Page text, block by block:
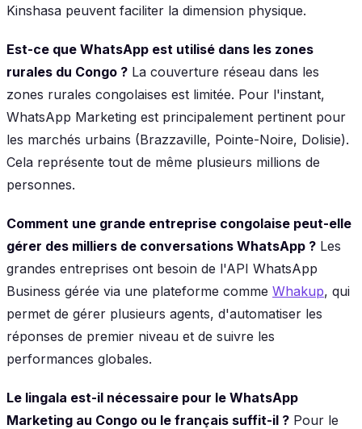
Kinshasa peuvent faciliter la dimension physique.
Est-ce que WhatsApp est utilisé dans les zones
rurales du Congo ? La couverture réseau dans les
zones rurales congolaises est limitée. Pour l'instant,
WhatsApp Marketing est principalement pertinent pour
les marchés urbains (Brazzaville, Pointe-Noire, Dolisie).
Cela représente tout de même plusieurs millions de
personnes.
Comment une grande entreprise congolaise peut-elle
gérer des milliers de conversations WhatsApp ? Les
grandes entreprises ont besoin de l'API WhatsApp
Business gérée via une plateforme comme Whakup, qui
permet de gérer plusieurs agents, d'automatiser les
réponses de premier niveau et de suivre les
performances globales.
Le lingala est-il nécessaire pour le WhatsApp
Marketing au Congo ou le français suffit-il ? Pour le